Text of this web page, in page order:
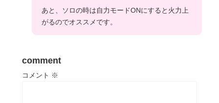
あと、ソロの時は自力モードONにすると火力上
がるのでオススメです。
comment
コメント ※